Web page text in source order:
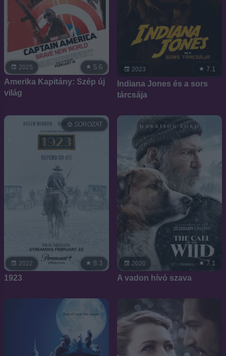
2025 5.6
Amerika Kapitány: Szép új
világ
2023 7.1
Indiana Jones és a sors
tárcsája
2022
SOROZAT
8.3
1923
2020 7.1
A vadon hívó szava